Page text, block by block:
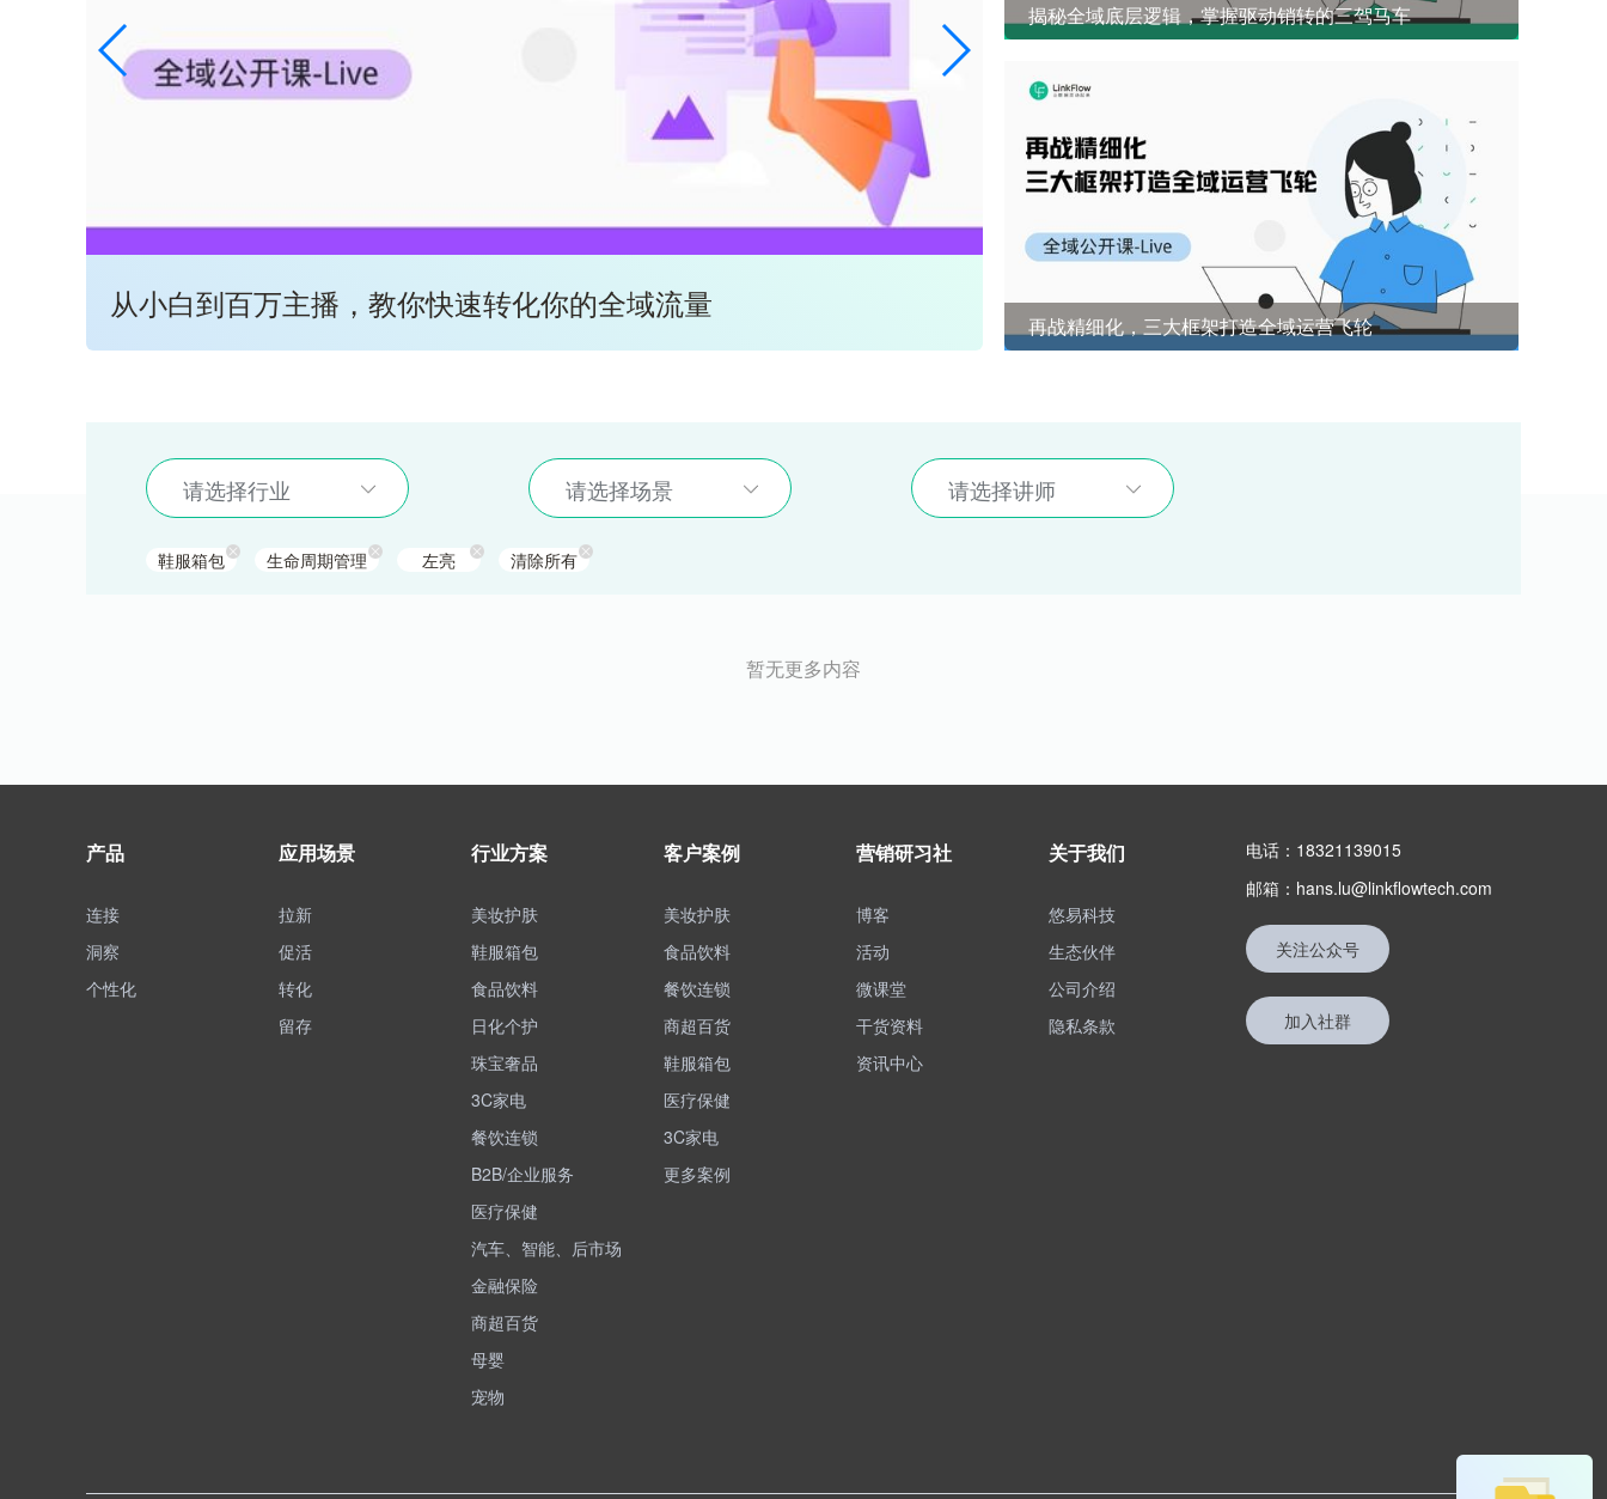
从小白到百万主播，教你快速转化你的全域流量 全域开源社群兜底 前1%能悟到的社群成单策略
揭秘全域底层逻辑，掌握驱动销转的三驾马车
再战精细化，三大框架打造全域运营飞轮
请选择行业 请选择场景 请选择讲师
鞋服箱包 生命周期管理 左亮 清除所有
暂无更多内容
产品
连接
洞察
个性化
应用场景
拉新
促活
转化
留存
行业方案
美妆护肤
鞋服箱包
食品饮料
日化个护
珠宝奢品
3C家电
餐饮连锁
B2B/企业服务
医疗保健
汽车、智能、后市场
金融保险
商超百货
母婴
宠物
客户案例
美妆护肤
食品饮料
餐饮连锁
商超百货
鞋服箱包
医疗保健
3C家电
更多案例
营销研习社
博客
活动
微课堂
干货资料
资讯中心
关于我们
悠易科技
生态伙伴
公司介绍
隐私条款
电话：18321139015
邮箱：hans.lu@linkflowtech.com
关注公众号
加入社群